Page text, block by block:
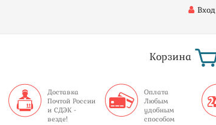
Вход
Корзина
Доставка
Почтой России
и СДЭК -
везде!
Оплата
Любым
удобным
способом